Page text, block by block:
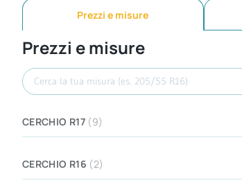
Prezzi e misure
Prezzi e misure
Cerca misura
CERCHIO R17 (9)
CERCHIO R16 (2)